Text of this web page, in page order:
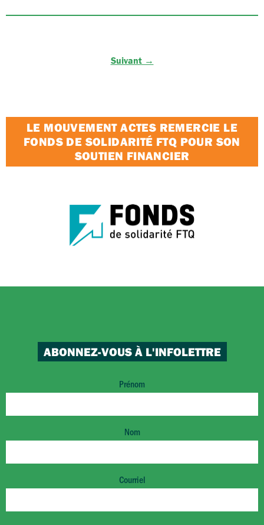
Suivant →
LE MOUVEMENT ACTES REMERCIE LE
FONDS DE SOLIDARITÉ FTQ POUR SON
SOUTIEN FINANCIER
ABONNEZ-VOUS À L'INFOLETTRE
Prénom
Nom
Courriel